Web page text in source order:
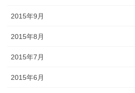
2015年9月
2015年8月
2015年7月
2015年6月